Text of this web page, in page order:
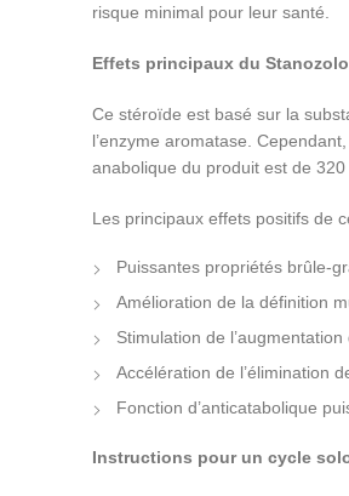
risque minimal pour leur santé.
Effets principaux du
Ce stéroïde est basé sur la
l’enzyme aromatase.
anabolique du produit est de 320
Les principaux effets positifs de
Puissantes propriétés brûle-
Amélioration de la définition
Stimulation de
Accélération de l’élimination
Fonction d’anticatabolique
Instructions pour un cycle